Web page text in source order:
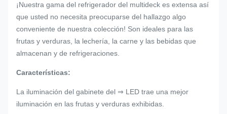
¡Nuestra gama del refrigerador del multideck es extensa así
que usted no necesita preocuparse del hallazgo algo
conveniente de nuestra colección! Son ideales para las
frutas y verduras, la lechería, la carne y las bebidas que
almacenan y de refrigeraciones.
Características:
La iluminación del gabinete del ⇒ LED trae una mejor
iluminación en las frutas y verduras exhibidas.